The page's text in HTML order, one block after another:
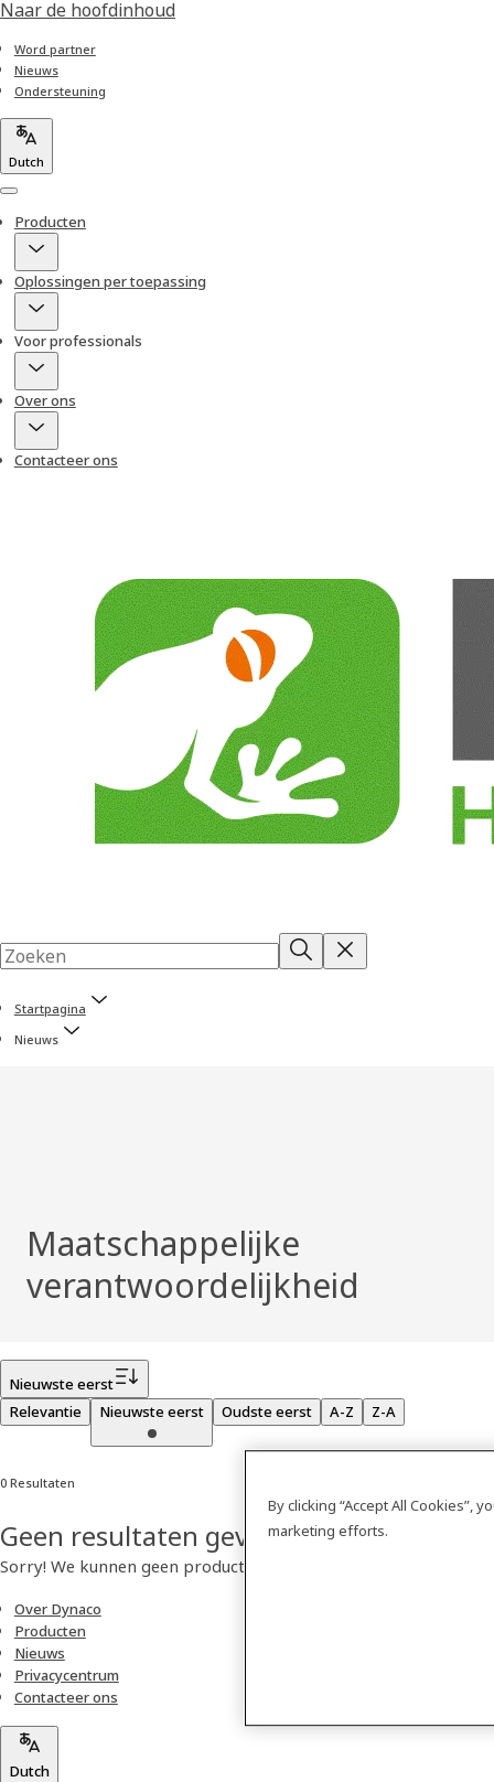
Naar de hoofdinhoud
Word partner
Nieuws
Ondersteuning
Dutch
Menu
Producten
Oplossingen per toepassing
Voor professionals
Over ons
Contacteer ons
Startpagina
Nieuws
Maatschappelijke
verantwoordelijkheid
Nieuwste eerst
Relevantie
Nieuwste eerst Oudste eerst A-Z Z-A
0 Resultaten
Geen resultaten gevonden
Sorry! We kunnen geen product vinden.
Over Dynaco
Producten
Nieuws
Privacycentrum
Contacteer ons
Dutch
By clicking “Accept All Cookies”,
marketing efforts.